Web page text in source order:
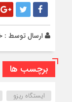
ارسال توسط :
برچسب ها
ایستگاه ریزو